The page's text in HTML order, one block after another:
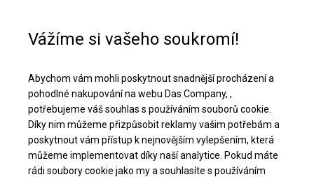
Stáhněte si nabídku PDF
Vážíme si vašeho soukromí!
Abychom vám mohli poskytnout snadnější procházení a
pohodlné nakupování na webu Das Company, ,
potřebujeme váš souhlas s používáním souborů cookie.
Díky nim můžeme přizpůsobit reklamy vašim potřebám a
poskytnout vám přístup k nejnovějším vylepšením, která
můžeme implementovat díky naší analytice. Pokud máte
rádi soubory cookie jako my a souhlasíte s používáním